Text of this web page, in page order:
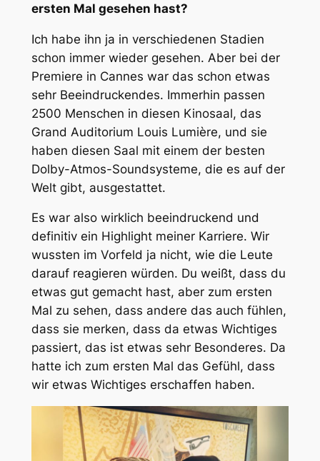
ersten Mal gesehen hast?
Ich habe ihn ja in verschiedenen Stadien
schon immer wieder gesehen. Aber bei der
Premiere in Cannes war das schon etwas
sehr Beeindruckendes. Immerhin passen
2500 Menschen in diesen Kinosaal, das
Grand Auditorium Louis Lumière, und sie
haben diesen Saal mit einem der besten
Dolby-Atmos-Soundsysteme, die es auf der
Welt gibt, ausgestattet.
Es war also wirklich beeindruckend und
definitiv ein Highlight meiner Karriere. Wir
wussten im Vorfeld ja nicht, wie die Leute
darauf reagieren würden. Du weißt, dass du
etwas gut gemacht hast, aber zum ersten
Mal zu sehen, dass andere das auch fühlen,
dass sie merken, dass da etwas Wichtiges
passiert, das ist etwas sehr Besonderes. Da
hatte ich zum ersten Mal das Gefühl, dass
wir etwas Wichtiges erschaffen haben.